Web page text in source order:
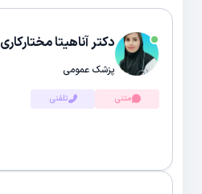
دکتر آناهیتا مختارکاری
پزشک عمومی
متنی تلفنی